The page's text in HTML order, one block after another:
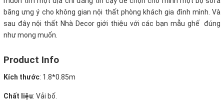
băng ưng ý cho không gian nội thất phòng khách gia đình mình. Và
sau đây nội thất Nhà Decor giới thiệu với các bạn mẫu ghế
đúng
như mong muốn.
Product Info
Kích thước: 1.8*0.85m
Chất liệu: Vải bố.